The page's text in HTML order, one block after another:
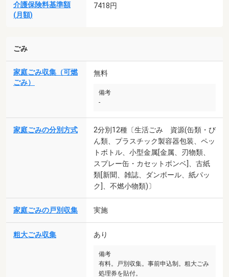
介護保険料基準額
(月額)
7418円
ごみ
家庭ごみ収集（可燃
ごみ）
無料
備考
-
家庭ごみの分別方式
2分別12種〔生活ごみ 資源(缶類・び
ん類、プラスチック製容器包装、ペッ
トボトル、小型金属[金属、刃物類、
スプレー缶・カセットボンベ]、古紙
類[新聞、雑誌、ダンボール、紙パッ
ク]、不燃小物類)〕
家庭ごみの戸別収集 実施
粗大ごみ収集 あり
備考
有料。戸別収集。事前申込制。粗大ごみ
処理券を貼付。